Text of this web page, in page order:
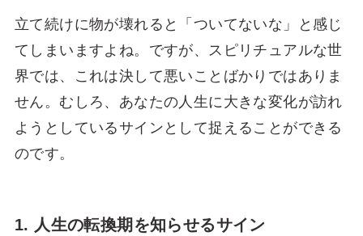
立て続けに物が壊れると「ついてないな」と感じ
てしまいますよね。ですが、スピリチュアルな世
界では、これは決して悪いことばかりではありま
せん。むしろ、あなたの人生に大きな変化が訪れ
ようとしているサインとして捉えることができる
のです。
1. 人生の転換期を知らせるサイン